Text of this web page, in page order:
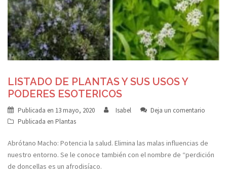
LISTADO DE PLANTAS Y SUS USOS Y
PODERES ESOTERICOS
Publicada en 13 mayo, 2020 Isabel
Deja un comentario
Publicada en Plantas
Abrótano Macho: Potencia la salud. Elimina las malas influencias de
nuestro entorno. Se le conoce también con el nombre de “perdición
de doncellas es un afrodisíaco.